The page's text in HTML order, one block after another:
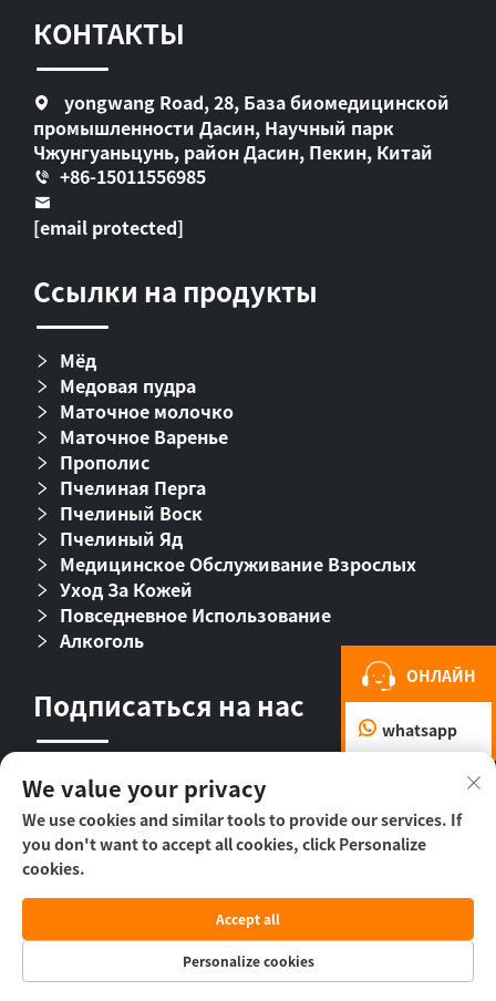
ОНЛАЙН
whatsapp
КОНТАКТЫ
yongwang Road, 28, База биомедицинской
промышленности Дасин, Научный парк
Чжунгуаньцунь, район Дасин, Пекин, Китай
+86-15011556985
[email protected]
Ссылки на продукты
Мёд
Медовая пудра
Маточное молочко
Маточное Варенье
Прополис
Пчелиная Перга
Пчелиный Воск
Пчелиный Яд
Медицинское Обслуживание Взрослых
Уход За Кожей
Повседневное Использование
Алкоголь
Подписаться на нас
© ООО «Пекин Бихолл Байолоджикл
Фармасьютикал», 2026 г. -
конфиденциальности
We value your privacy
We use cookies and similar tools to provide our services. If
you don't want to accept all cookies, click Personalize
cookies.
Personalize cookies
Accept all